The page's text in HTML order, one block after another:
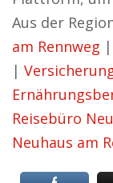
Aus der
am Rennweg |
|
Reisebüro
Neuhaus am